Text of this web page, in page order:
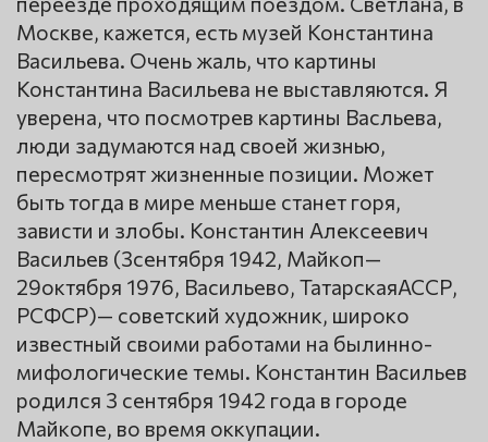
Москве, кажется, есть музей Константина
Васильева. Очень жаль, что картины
Константина Васильева не выставляются. Я
уверена, что посмотрев картины Васльева,
люди задумаются над своей жизнью,
пересмотрят жизненные позиции. Может
быть тогда в мире меньше станет горя,
зависти и злобы. Константин Алексеевич
Васильев (3сентября 1942, Майкоп—
29октября 1976, Васильево, ТатарскаяАССР,
РСФСР)— советский художник, широко
известный своими работами на былинно-
мифологические темы. Константин Васильев
родился 3 сентября 1942 года в городе
Майкопе, во время оккупации.